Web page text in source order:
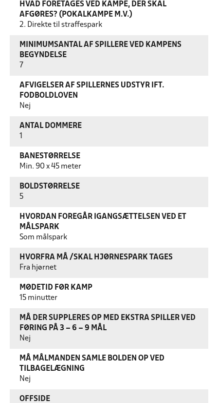
HVAD FORETAGES VED KAMPE, DER SKAL
AFGØRES? (POKALKAMPE M.V.)
2. Direkte til straffespark
MINIMUMSANTAL AF SPILLERE VED KAMPENS
BEGYNDELSE
7
AFVIGELSER AF SPILLERNES UDSTYR IFT.
FODBOLDLOVEN
Nej
ANTAL DOMMERE
BANESTØRRELSE
Min. 90 x 45 meter
BOLDSTØRRELSE
5
HVORDAN FOREGÅR IGANGSÆTTELSEN VED ET
MÅLSPARK
Som målspark
HVORFRA MÅ /SKAL HJØRNESPARK TAGES
Fra hjørnet
MØDETID FØR KAMP
15 minutter
MÅ DER SUPPLERES OP MED EKSTRA SPILLER VED
FØRING PÅ 3 – 6 – 9 MÅL
Nej
MÅ MÅLMANDEN SAMLE BOLDEN OP VED
TILBAGELÆGNING
Nej
OFFSIDE